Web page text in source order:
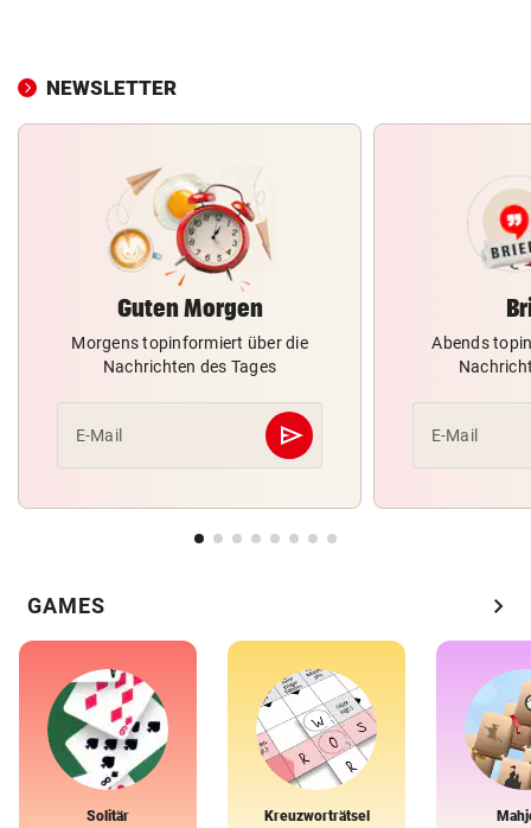
NEWSLETTER
Guten Morgen
Morgens topinformiert über die
Nachrichten des Tages
E-Mail send
Abschicken
Abends
E-Mail
GAMES chevron_right
Solitär Kreuzworträtsel